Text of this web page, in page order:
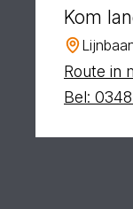
Kom
Route in
Bel: